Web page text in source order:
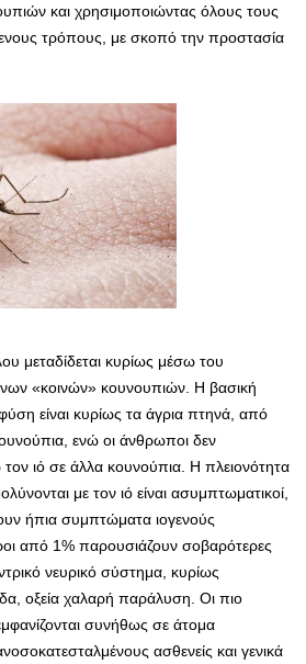
και χρησιμοποιώντας όλους τους
τρόπους, με σκοπό την προστασία
μεταδίδεται κυρίως μέσω του
«κοινών» κουνουπιών. Η βασική
είναι κυρίως τα άγρια πτηνά, από
ενώ οι άνθρωποι δεν
τον ιό σε άλλα κουνούπια. Η πλειονότητα
με τον ιό είναι ασυμπτωματικοί,
ήπια συμπτώματα ιογενούς
από 1% παρουσιάζουν σοβαρότερες
νευρικό σύστημα, κυρίως
οξεία χαλαρή παράλυση. Οι πιο
συνήθως σε άτομα
ασθενείς και γενικά